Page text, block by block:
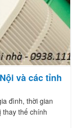
và các tỉnh
đình, thời gian
thay thế chính